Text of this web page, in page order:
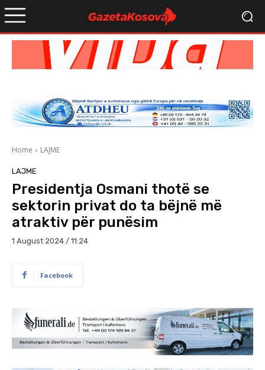
Home LAJME
LAJME
Presidentja Osmani thotë se
sektorin privat do ta bëjnë më
atraktiv për punësim
1 August 2024 / 11:24
Facebook